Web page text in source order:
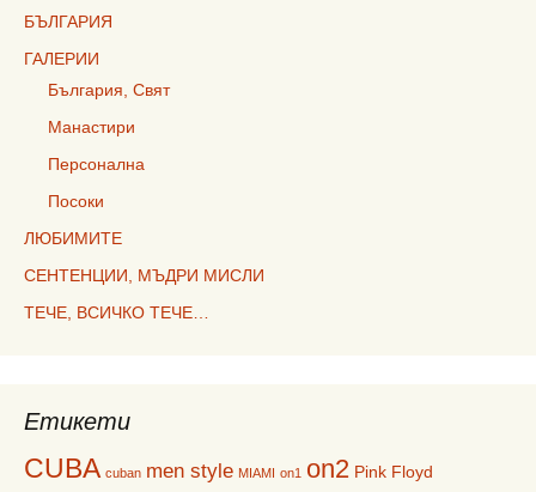
БЪЛГАРИЯ
ГАЛЕРИИ
България, Свят
Манастири
Персонална
Посоки
ЛЮБИМИТЕ
СЕНТЕНЦИИ, МЪДРИ МИСЛИ
ТЕЧЕ, ВСИЧКО ТЕЧЕ…
Етикети
CUBA cuban men style MIAMI on1 on2 Pink Floyd